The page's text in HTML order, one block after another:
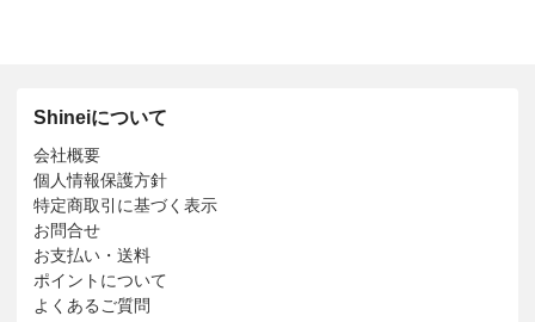
Shineiについて
会社概要
個人情報保護方針
特定商取引に基づく表示
お問合せ
お支払い・送料
ポイントについて
よくあるご質問